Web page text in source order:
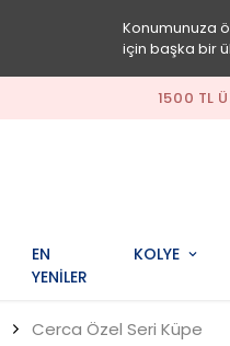
Konumunuza
için başka bir
EN
YENİLER
KOLYE
Cerca Özel Seri Küpe